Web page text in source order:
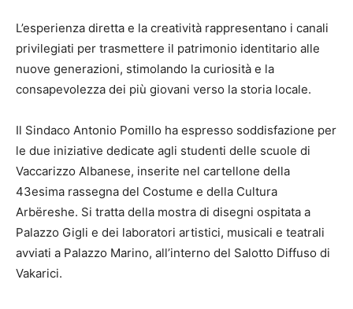
L’esperienza diretta e la creatività rappresentano i canali
privilegiati per trasmettere il patrimonio identitario alle
nuove generazioni, stimolando la curiosità e la
consapevolezza dei più giovani verso la storia locale.
Il Sindaco Antonio Pomillo ha espresso soddisfazione per
le due iniziative dedicate agli studenti delle scuole di
Vaccarizzo Albanese, inserite nel cartellone della
43esima rassegna del Costume e della Cultura
Arbëreshe. Si tratta della mostra di disegni ospitata a
Palazzo Gigli e dei laboratori artistici, musicali e teatrali
avviati a Palazzo Marino, all’interno del Salotto Diffuso di
Vakarici.